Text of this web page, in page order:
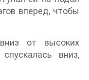
вперед, чтобы
от высоких
вниз,